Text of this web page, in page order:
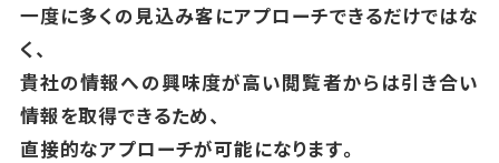
一度に多くの見込み客にアプローチできるだけではな
く、
貴社の情報への興味度が高い閲覧者からは引き合い
情報を取得できるため、
直接的なアプローチが可能になります。